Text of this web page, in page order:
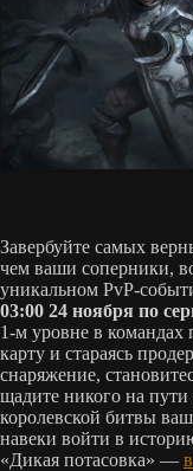
Завербуйте самых
чем ваши соперники,
уникальном PvP-
03:00 24 ноября по
1-м уровне в командах
карту и стараясь
снаряжение,
щадите никого на
королевской битвы
навеки войти в
«Дикая потасовка» —